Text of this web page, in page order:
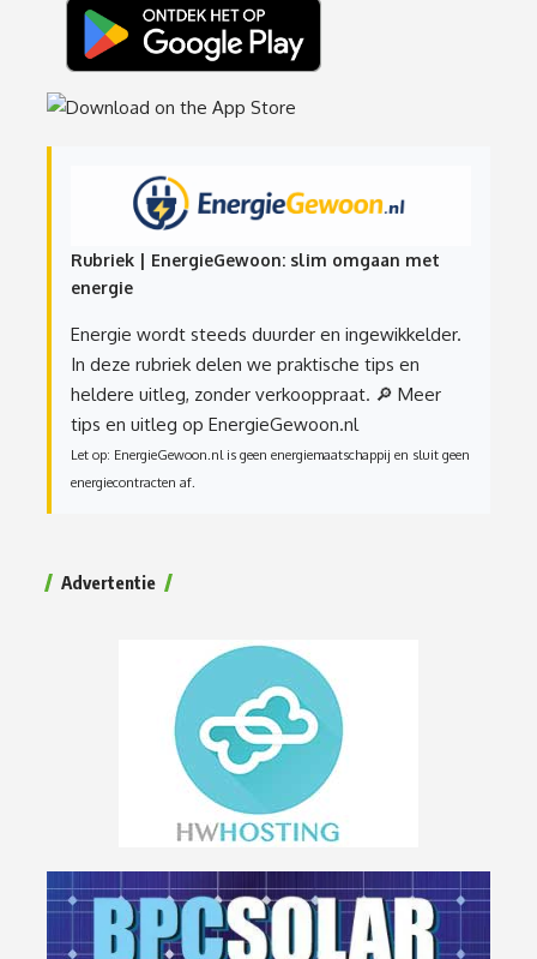
Rubriek | EnergieGewoon: slim omgaan met
energie
Energie wordt steeds duurder en ingewikkelder.
In deze rubriek delen we praktische tips en
heldere uitleg, zonder verkooppraat. 🔎 Meer
tips en uitleg op EnergieGewoon.nl
Let op: EnergieGewoon.nl is geen energiemaatschappij en sluit geen
energiecontracten af.
Advertentie